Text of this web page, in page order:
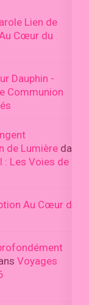
Lien de
Cœur du
Dauphin -
Communion
de Lumière dans
Les Voies de la
Au Cœur du
Voyages